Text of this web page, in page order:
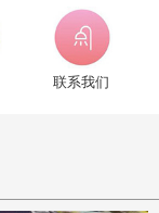
联系我们